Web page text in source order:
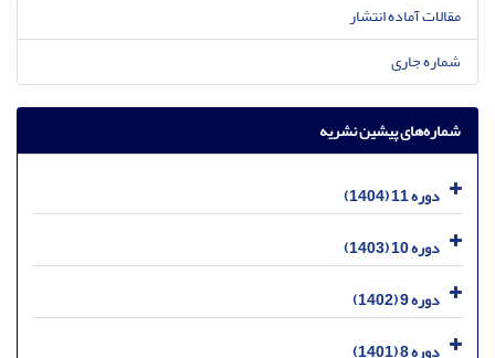
مقالات آماده انتشار
شماره جاری
شماره‌های پیشین نشریه
دوره 11 (1404)
دوره 10 (1403)
دوره 9 (1402)